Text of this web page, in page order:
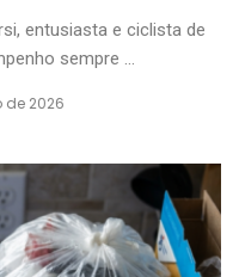
entusiasta e ciclista de
sempre ...
de 2026